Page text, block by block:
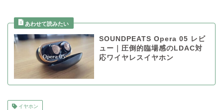
SOUNDPEATS Opera 05 レビ
ュー｜圧倒的臨場感のLDAC対
応ワイヤレスイヤホン
イヤホン